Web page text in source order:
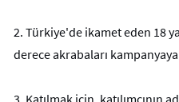
2. Türkiye'de ikamet eden 18
derece akrabaları
3. Katılmak için, katılımcının